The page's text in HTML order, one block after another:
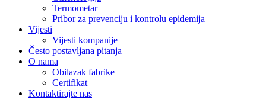
Termometar
Pribor za prevenciju i kontrolu epidemija
Vijesti
Vijesti kompanije
Često postavljana pitanja
O nama
Obilazak fabrike
Certifikat
Kontaktirajte nas